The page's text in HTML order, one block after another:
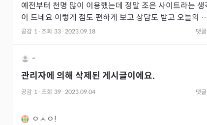
예전부터 천명 많이 이용했는데 정말 조은 사이트라는 생
이 드네요 이렇게 점도 편하게 보고 상담도 받고 오늘의
세도 보니까 마음이 너무 든든하고 좋네요 ㅜㅜ 그동안 힘
공감 1 · 조회 33 · 2023.09.18 댓글
-
관리자에 의해 삭제된 게시글이에요.
공감 1 · 조회 39 · 2023.09.04 댓글
ㅇㅅㅇ!